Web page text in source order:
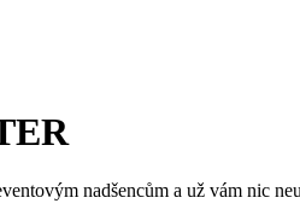
nadšencům a už vám nic